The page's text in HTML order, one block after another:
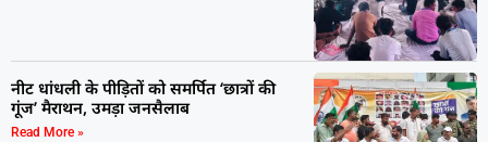
नीट धांधली के पीड़ितों को समर्पित ‘छात्रों की
गूंज’ मैराथन, उमड़ा जनसैलाब
Read More »